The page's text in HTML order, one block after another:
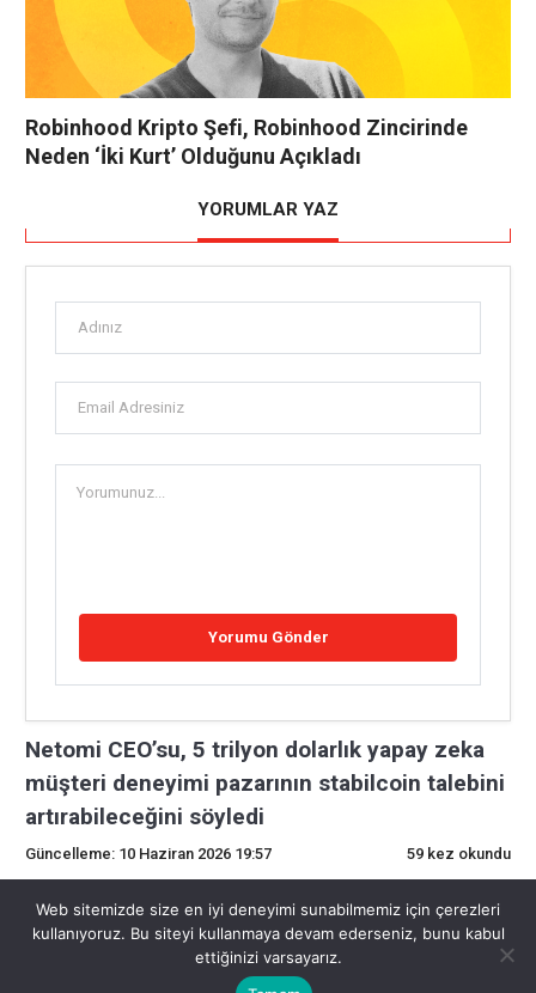
Robinhood Kripto Şefi, Robinhood Zincirinde
Neden ‘İki Kurt’ Olduğunu Açıkladı
YORUMLAR YAZ
Netomi CEO’su, 5 trilyon dolarlık yapay zeka
müşteri deneyimi pazarının stabilcoin talebini
artırabileceğini söyledi
Güncelleme: 10 Haziran 2026 19:57 59 kez okundu
Netomi CEO’su, 5 trilyon dolarlık yapay zeka
Web sitemizde size en iyi deneyimi sunabilmemiz için çerezleri
kullanıyoruz. Bu siteyi kullanmaya devam ederseniz, bunu kabul
ettiğinizi varsayarız.